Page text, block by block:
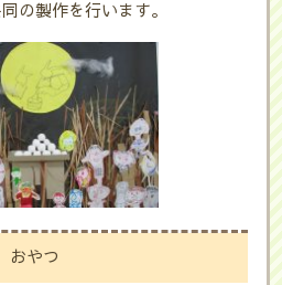
の製作を行います。
おやつ